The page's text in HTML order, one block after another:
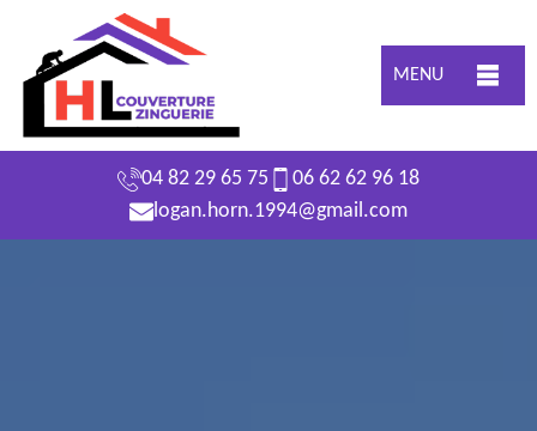
MENU
04 82 29 65 75
06 62 62 96 18
logan.horn.1994@gmail.com